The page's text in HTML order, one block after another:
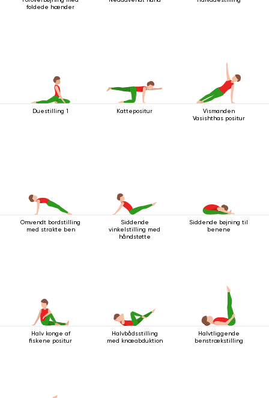
foldede hænder
Duestilling 1 Kattepositur
Vismanden
Vasishthas positur
Omvendt bordstilling
med strakte ben
Siddende
vinkelstilling med
håndstøtte
Siddende bøjning til
benene
Halv konge af
fiskene positur
Halvbådsstilling
med knæabduktion
Halvtliggende
benstrækstilling